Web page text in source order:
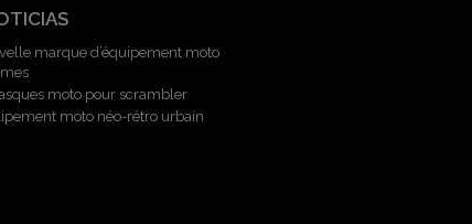
marque d’équipement moto
moto pour scrambler
moto néo-rétro urbain